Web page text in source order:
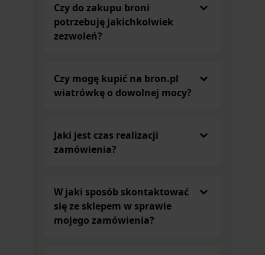
Czy do zakupu broni
potrzebuję jakichkolwiek
zezwoleń?
Czy mogę kupić na bron.pl
wiatrówkę o dowolnej mocy?
Jaki jest czas realizacji
zamówienia?
W jaki sposób skontaktować
się ze sklepem w sprawie
mojego zamówienia?